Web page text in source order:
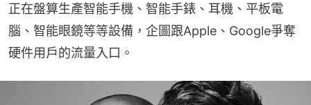
正在盤算生產智能手機、智能手錶、耳機、平板電
腦、智能眼鏡等等設備，企圖跟Apple、Google爭奪
硬件用戶的流量入口。